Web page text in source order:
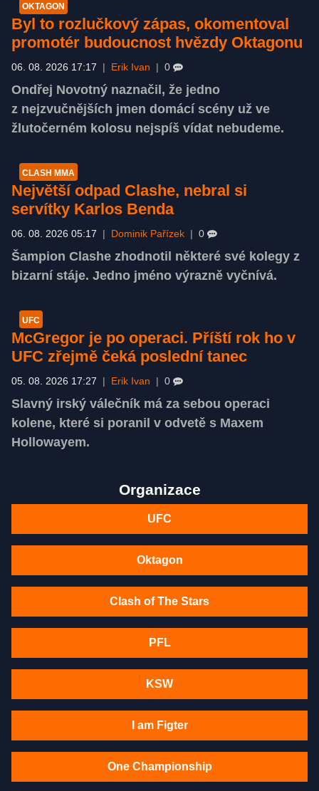
OKTAGON
Byl to rozlučkový zápas, okomentoval
promotér budoucnost hvězdy Oktagonu
06. 08. 2026 17:17 Erik Ivan 0
Ondřej Novotný naznačil, že jedno
z nejzvučnějších jmen domácí scény už ve
žlutočerném kolosu nejspíš vídat nebudeme.
CLASH MMA
Největší odpad Clashe, nebral si
servítky Karlos Benda
06. 08. 2026 05:17 Dominik Pařízek 0
Šampion Clashe zhodnotil některé své kolegy z
bizarní stáje. Jedno jméno výrazně vyčnívá.
UFC
McGregor je po operaci. Příští rok ho v
UFC zřejmě čeká poslední tanec
05. 08. 2026 17:27 Erik Ivan 0
Slavný irský válečník má za sebou operaci
kolene, které si poranil v odvetě s Maxem
Hollowayem.
Organizace
UFC
Oktagon
Clash of The Stars
PFL
KSW
I am Figter
One Championship